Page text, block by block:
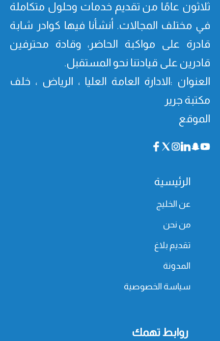
ثلاثون عامًا من تقدیم خدمات وحلول متكاملة
في مختلف المجالات. أنشأنا فیھا كوادر شابة
قادرة على مواكبة الحاضر، وقادة محترفین
قادرین على قیادتنا نحو المستقبل.
العنوان :الادارة العامة العليا ، الرياض ، خلف
مكتبة جرير
الموقع
الرئيسية
عن الخليج
من نحن
تقديم بلاغ
المدونة
سياسة الخصوصية
روابط تهمك